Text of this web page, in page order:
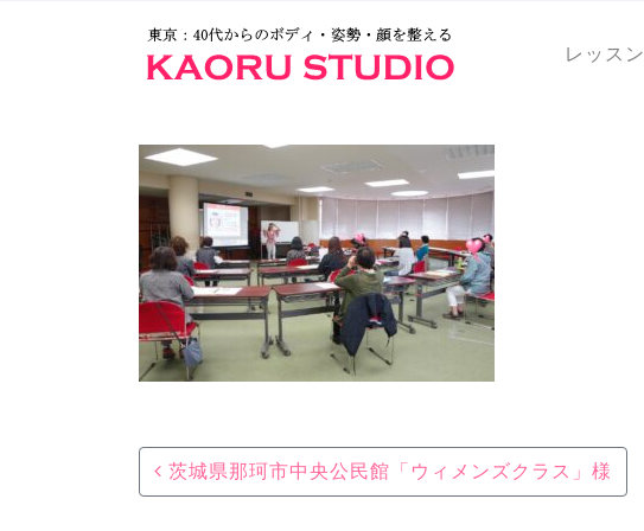
レッスン
Post navigation
茨城県那珂市中央公民館「ウィメンズクラス」様